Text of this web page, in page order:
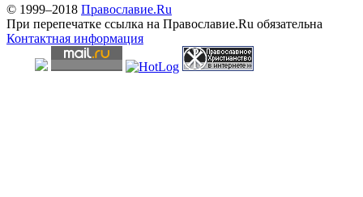
© 1999–2018 Православие.Ru
При перепечатке ссылка на Православие.Ru обязательна
Контактная информация